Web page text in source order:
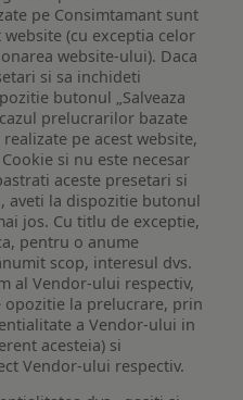
pe Consimtamant sunt
website (cu exceptia celor
website-ului). Daca
si sa inchideti
butonul „Salveaza
prelucrarilor bazate
pe acest website,
si nu este necesar
aceste presetari si
aveti la dispozitie butonul
jos. Cu titlu de exceptie,
pentru o anume
scop, interesul dvs.
al Vendor-ului respectiv,
la prelucrare, prin
a Vendor-ului in
acesteia) si
Vendor-ului respectiv.